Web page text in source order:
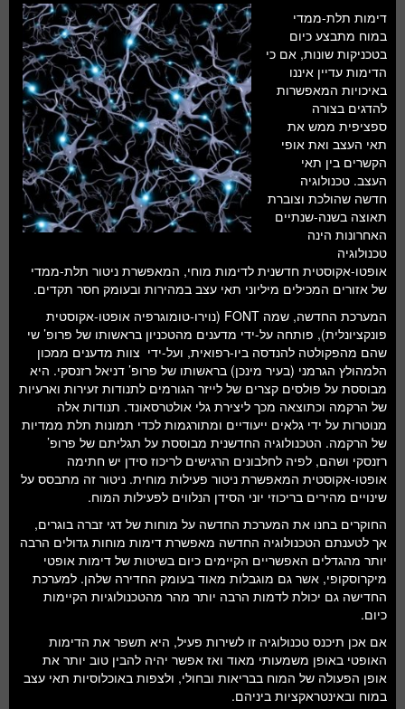
חלל ומדעי כדור הארץ
עתידנות
סקירות ספרים
טעימות מדע
דימות תלת-ממדי
במוח מתבצע כיום
בטכניקות שונות, אם כי
הדימות עדיין איננו
באיכויות המאפשרות
להדגים בצורה
ספציפית ממש את
תאי העצב ואת אופי
הקשרים בין תאי
העצב. טכנולוגיה
חדשה שהולכת וצוברת
תאוצה בשנה-שנתיים
האחרונות הינה
טכנולוגיה
אופטו-אקוסטית חדשנית לדימות מוחי, המאפשרת ניטור תלת-ממדי
של אזורים המכילים מיליוני תאי עצב במהירות ובעומק חסר תקדים.
המערכת החדשה, שמה FONT (נוירו-טומוגרפיה אופטו-אקוסטית
פונקציונלית), פותחה על-ידי מדענים מהטכניון בראשותו של פרופ’ שי
שהם מהפקולטה להנדסה ביו-רפואית, ועל-ידי צוות מדענים ממכון
הלמהולץ הגרמני (בעיר מינכן) בראשותו של פרופ’ דניאל רזנסקי. היא
מבוססת על פולסים קצרים של לייזר הגורמים לתנודות זעירות וארעיות
של הרקמה וכתוצאה מכך ליצירת גלי אולטרסאונד. תנודות אלה
מנוטרות על ידי גלאים ייעודיים ומתורגמות לכדי תמונות תלת ממדיות
של הרקמה. הטכנולוגיה החדשנית מבוססת על תגליתם של פרופ’
רזנסקי ושהם, לפיה לחלבונים הרגישים לריכוז סידן יש חתימה
אופטו-אקוסטית המאפשרת ניטור פעילות מוחית. ניטור זה מתבסס על
שינויים מהירים בריכוזי יוני הסידן הנלווים לפעילות המוח.
החוקרים בחנו את המערכת החדשה על מוחות של דגי זברה בוגרים,
אך לטענתם הטכנולוגיה החדשה מאפשרת דימות מוחות גדולים הרבה
יותר מהגדלים האפשריים הקיימים כיום בשיטות של דימות אופטי
מיקרוסקופי, אשר גם מוגבלות מאוד בעומק החדירה שלהן. למערכת
החדישה גם יכולת לדמות הרבה יותר מהר מהטכנולוגיות הקיימות
כיום.
אם אכן תיכנס טכנולוגיה זו לשירות פעיל, היא תשפר את הדימות
האופטי באופן משמעותי מאוד ואז אפשר יהיה להבין טוב יותר את
אופן הפעולה של המוח בבריאות ובחולי, ולצפות באוכלוסיות תאי עצב
במוח ובאינטראקציות ביניהם.